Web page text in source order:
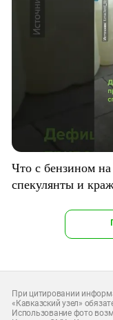
Что с бензином
спекулянты и
При цитировании
«Кавказский узел»
Использование фото